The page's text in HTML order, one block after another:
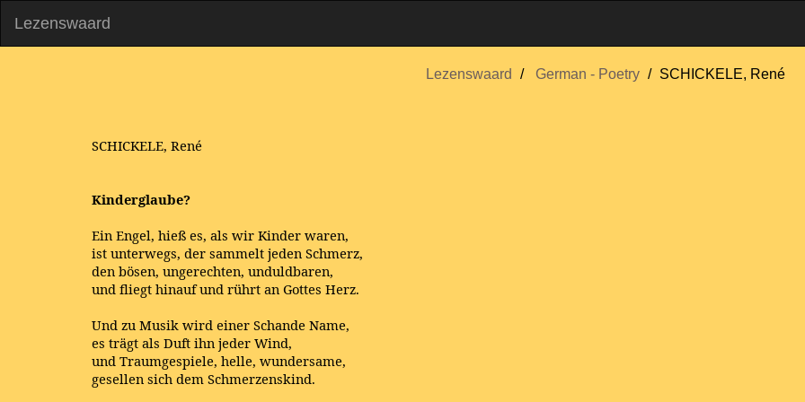
Lezenswaard
Lezenswaard German - Poetry SCHICKELE, René
SCHICKELE, René
Kinderglaube?
Ein Engel, hieß es, als wir Kinder waren,
ist unterwegs, der sammelt jeden Schmerz,
den bösen, ungerechten, unduldbaren,
und fliegt hinauf und rührt an Gottes Herz.
Und zu Musik wird einer Schande Name,
es trägt als Duft ihn jeder Wind,
und Traumgespiele, helle, wundersame,
gesellen sich dem Schmerzenskind.